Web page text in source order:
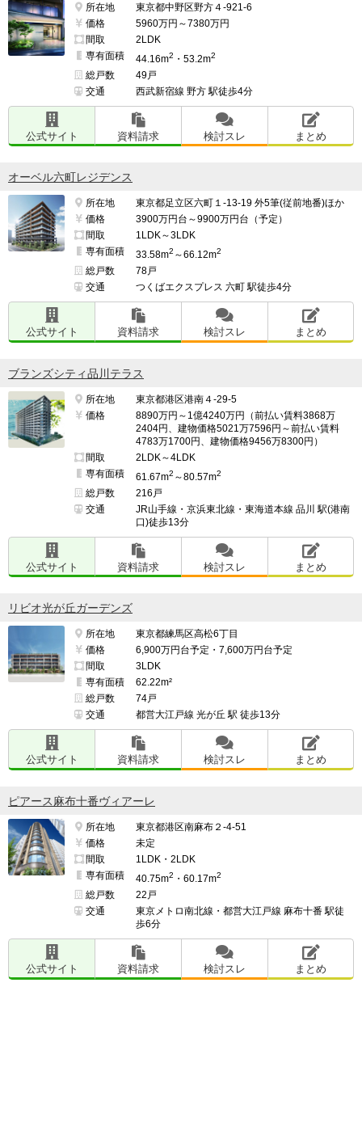
所在地
東京都中野区野方４-921-6
価格
5960万円～7380万円
間取
2LDK
専有面積
44.16m2 ・53.2m2
総戸数
49戸
交通
西武新宿線 野方 駅徒歩4分
公式サイト 資料請求 検討スレ まとめ
オーベル六町レジデンス
所在地
東京都足立区六町１-13-19 外5筆(従前地番)ほか
価格
3900万円台～9900万円台（予定）
間取
1LDK～3LDK
専有面積
33.58m2 ～66.12m2
総戸数
78戸
交通
つくばエクスプレス 六町 駅徒歩4分
公式サイト 資料請求 検討スレ まとめ
ブランズシティ品川テラス
所在地
東京都港区港南４-29-5
価格
8890万円～1億4240万円（前払い賃料3868万
2404円、建物価格5021万7596円～前払い賃料
4783万1700円、建物価格9456万8300円）
間取
2LDK～4LDK
専有面積
61.67m2 ～80.57m2
総戸数
216戸
交通
JR山手線・京浜東北線・東海道本線 品川 駅(港南
口)徒歩13分
公式サイト 資料請求 検討スレ まとめ
リビオ光が丘ガーデンズ
所在地
東京都練馬区高松6丁目
価格
6,900万円台予定・7,600万円台予定
間取
3LDK
専有面積
62.22m²
総戸数
74戸
交通
都営大江戸線 光が丘 駅 徒歩13分
公式サイト 資料請求 検討スレ まとめ
ピアース麻布十番ヴィアーレ
所在地
東京都港区南麻布２-4-51
価格
未定
間取
1LDK・2LDK
専有面積
40.75m2 ・60.17m2
総戸数
22戸
交通
東京メトロ南北線・都営大江戸線 麻布十番 駅徒
歩6分
公式サイト 資料請求 検討スレ まとめ